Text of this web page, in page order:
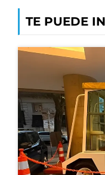
TE PUEDE